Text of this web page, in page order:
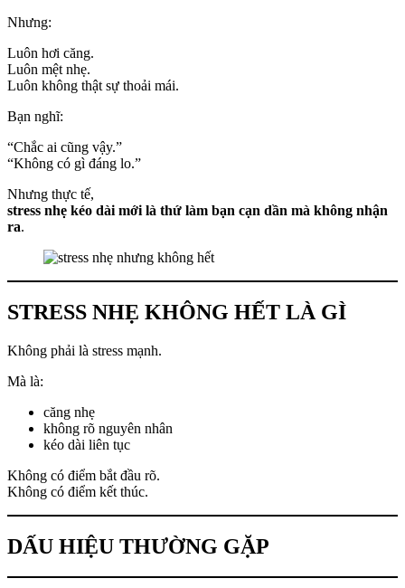
Nhưng:
Luôn hơi căng.
Luôn mệt nhẹ.
Luôn không thật sự thoải mái.
Bạn nghĩ:
“Chắc ai cũng vậy.”
“Không có gì đáng lo.”
Nhưng thực tế,
stress nhẹ kéo dài mới là thứ làm bạn cạn dần mà không nhận
ra.
STRESS NHẸ KHÔNG HẾT LÀ GÌ
Không phải là stress mạnh.
Mà là:
căng nhẹ
không rõ nguyên nhân
kéo dài liên tục
Không có điểm bắt đầu rõ.
Không có điểm kết thúc.
DẤU HIỆU THƯỜNG GẶP